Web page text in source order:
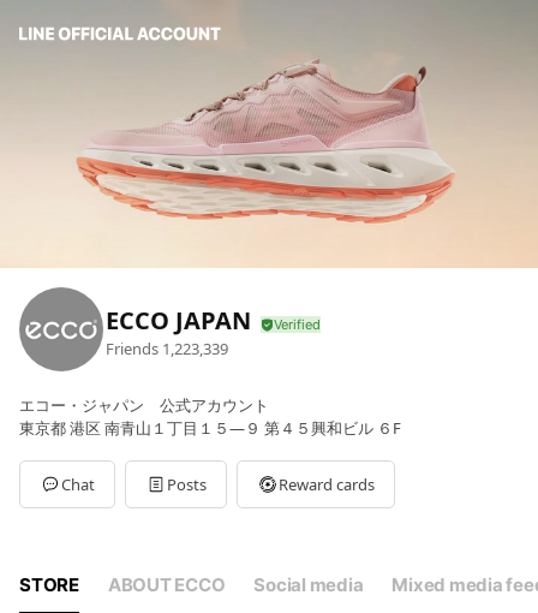
ECCO JAPAN
Friends 1,223,339
エコー・ジャパン 公式アカウント
東京都 港区 南青山１丁目１５―９ 第４５興和ビル ６F
Chat Posts Reward cards
STORE ABOUT ECCO Social media Mixed media